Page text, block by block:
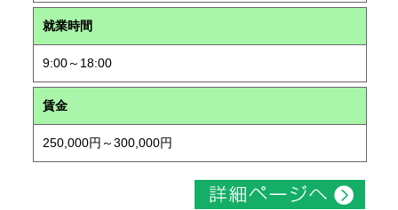
就業時間
9:00～18:00
賃金
250,000円～300,000円